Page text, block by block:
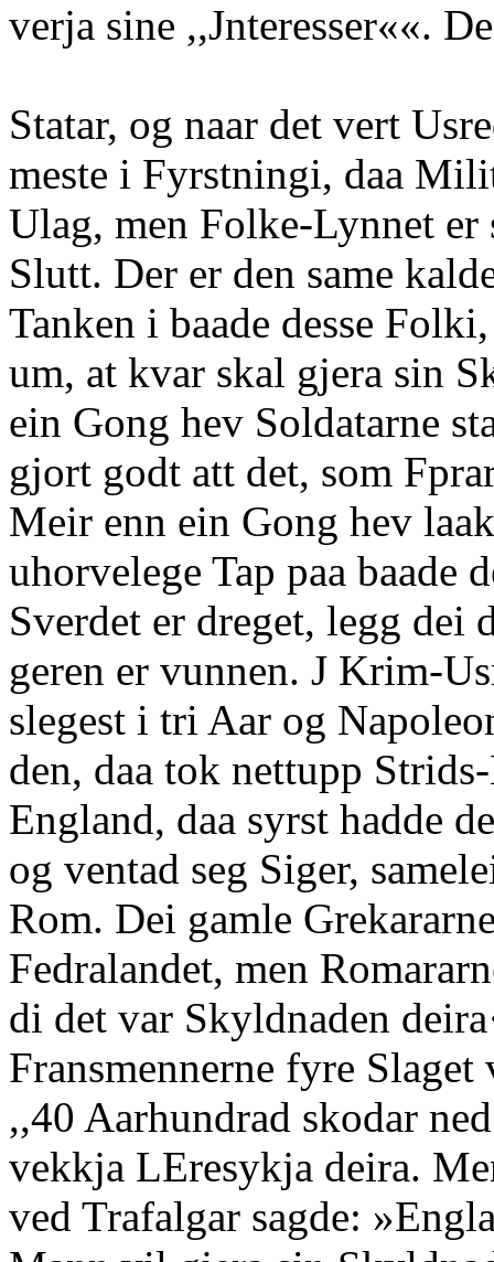
verja sine ,,Jnteresser««.
Statar, og naar det vert
meste i Fyrstningi, daa
Ulag, men Folke-Lynnet
Slutt. Der er den same
Tanken i baade desse
um, at kvar skal gjera sin
ein Gong hev Soldatarne
gjort godt att det, som
Meir enn ein Gong hev
uhorvelege Tap paa baade
Sverdet er dreget, legg dei
geren er vunnen. J Krim-
slegest i tri Aar og
den, daa tok nettupp
England, daa syrst hadde
og ventad seg Siger,
Rom. Dei gamle
Fedralandet, men
di det var Skyldnaden
Fransmennerne fyre
,,40 Aarhundrad skodar
vekkja LEresykja deira.
ved Trafalgar sagde: